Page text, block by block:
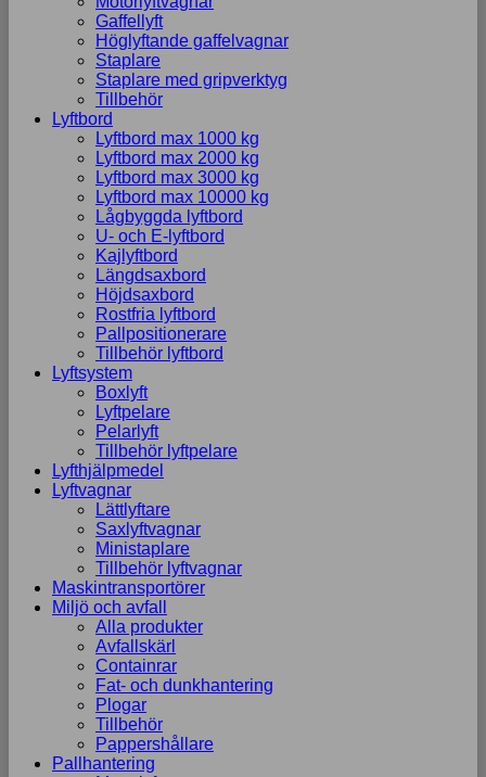
Gaffellyft
Höglyftande gaffelvagnar
Staplare
Staplare med gripverktyg
Tillbehör
Lyftbord
Lyftbord max 1000 kg
Lyftbord max 2000 kg
Lyftbord max 3000 kg
Lyftbord max 10000 kg
Lågbyggda lyftbord
U- och E-lyftbord
Kajlyftbord
Längdsaxbord
Höjdsaxbord
Rostfria lyftbord
Pallpositionerare
Tillbehör lyftbord
Lyftsystem
Boxlyft
Lyftpelare
Pelarlyft
Tillbehör lyftpelare
Lyfthjälpmedel
Lyftvagnar
Lättlyftare
Saxlyftvagnar
Ministaplare
Tillbehör lyftvagnar
Maskintransportörer
Miljö och avfall
Alla produkter
Avfallskärl
Containrar
Fat- och dunkhantering
Plogar
Tillbehör
Pappershållare
Pallhantering